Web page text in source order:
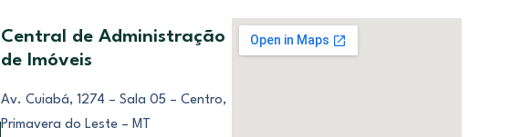
Central de Administração
de Imóveis
Av. Cuiabá, 1274 – Sala 05 – Centro,
Primavera do Leste – MT